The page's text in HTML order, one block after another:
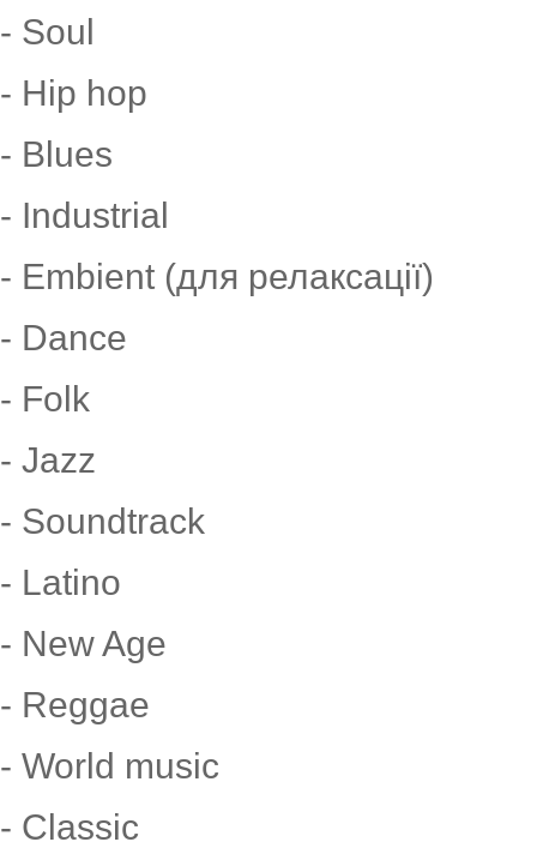
- Soul
- Hip hop
- Blues
- Industrial
- Embient (для релаксації)
- Dance
- Folk
- Jazz
- Soundtrack
- Latino
- New Age
- Reggae
- World music
- Classic